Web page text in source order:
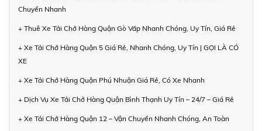
Chuyển Nhanh
+ Thuê Xe Tải Chở Hàng Quận Gò Vấp Nhanh Chóng, Uy Tín, Giá Rẻ
+ Xe Tải Chở Hàng Quận 5 Giá Rẻ, Nhanh Chóng, Uy Tín | GỌI LÀ CÓ
XE
+ Xe Tải Chở Hàng Quận Phú Nhuận Giá Rẻ, Có Xe Nhanh
+ Dịch Vụ Xe Tải Chở Hàng Quận Bình Thạnh Uy Tín – 24/7 – Giá Rẻ
+ Xe Tải Chở Hàng Quận 12 – Vận Chuyển Nhanh Chóng, An Toàn